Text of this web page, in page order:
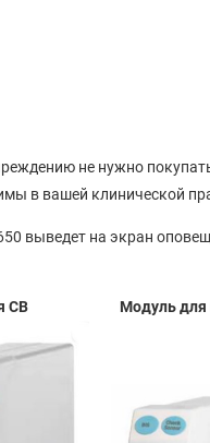
не нужно
в вашей клинической
выведет на экран
СВ
Модуль для